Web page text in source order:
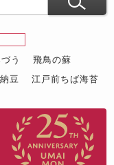
う
飛鳥の蘇
豆
江戸前ちば海苔